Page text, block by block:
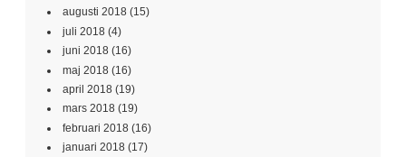
augusti 2018 (15)
juli 2018 (4)
juni 2018 (16)
maj 2018 (16)
april 2018 (19)
mars 2018 (19)
februari 2018 (16)
januari 2018 (17)